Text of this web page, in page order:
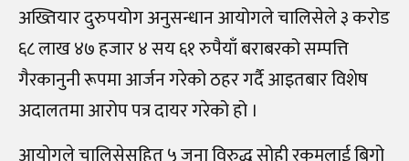
अख्तियार दुरुपयोग अनुसन्धान आयोगले चालिसेले ३ करोड
६८ लाख ४७ हजार ४ सय ६१ रुपैयाँ बराबरको सम्पत्ति
गैरकानुनी रूपमा आर्जन गरेको ठहर गर्दै आइतबार विशेष
अदालतमा आरोप पत्र दायर गरेको हो ।